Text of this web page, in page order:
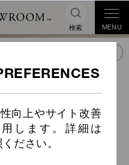
向上やサイト改善
します。詳細は
ださい。
検索 MENU
®再生ナ